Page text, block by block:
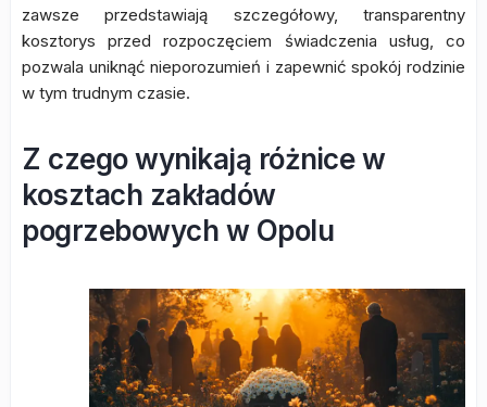
zawsze przedstawiają szczegółowy, transparentny
kosztorys przed rozpoczęciem świadczenia usług, co
pozwala uniknąć nieporozumień i zapewnić spokój rodzinie
w tym trudnym czasie.
Z czego wynikają różnice w
kosztach zakładów
pogrzebowych w Opolu